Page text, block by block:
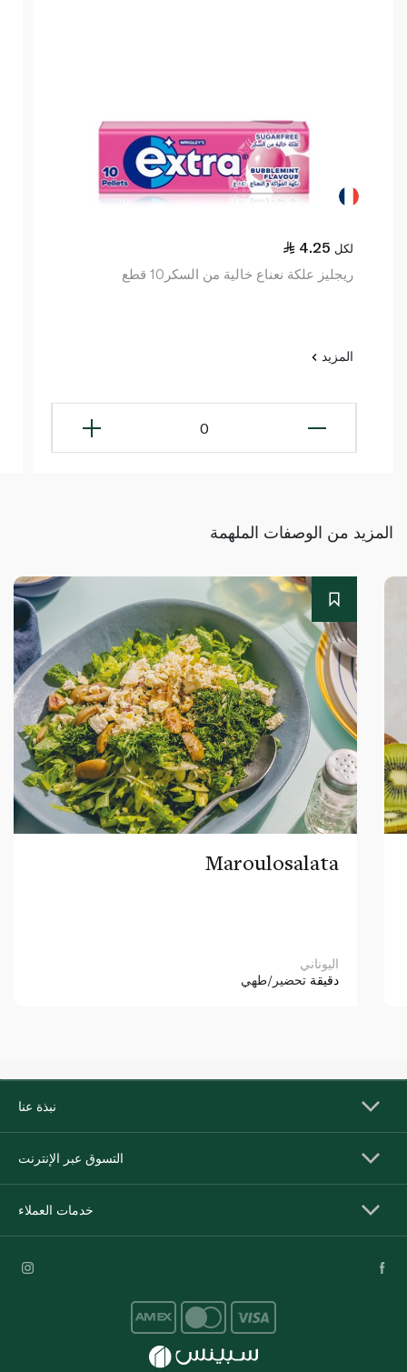
4.25 لكل
ريجليز علكة نعناع خالية من السكر10 قطع
المزيد
0
المزيد من الوصفات الملهمة
Maroulosalata
اليوناني
دقيقة تحضير/طهي
نبذة عنا
التسوق عبر الإنترنت
خدمات العملاء